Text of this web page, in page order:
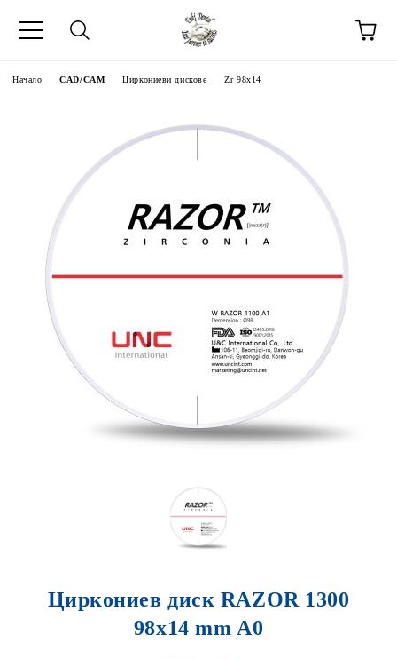
Начало CAD/CAM Циркониеви дискове Zr 98x14
Циркониев диск RAZOR 1300
98x14 mm A0